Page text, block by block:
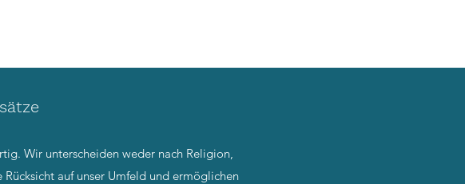
Wir unterscheiden weder nach Religion,
auf unser Umfeld und ermöglichen